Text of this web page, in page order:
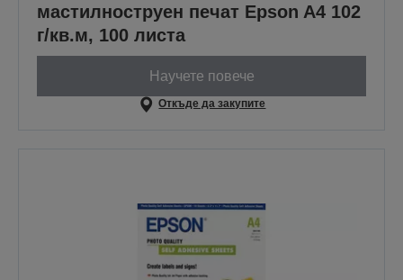
мастилноструен печат Epson A4 102
г/кв.м, 100 листа
Научете повече
Откъде да закупите